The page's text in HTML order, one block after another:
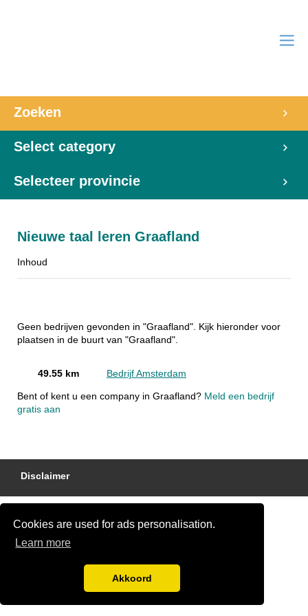
Cookies are used for ads personalisation.
Learn more
Akkoord
Zoeken
Select category
Selecteer provincie
Nieuwe taal leren Graafland
Inhoud
Geen bedrijven gevonden in "Graafland". Kijk hieronder voor
plaatsen in de buurt van "Graafland".
49.55 km Bedrijf Amsterdam
Bent of kent u een company in Graafland? Meld een bedrijf
gratis aan
Disclaimer